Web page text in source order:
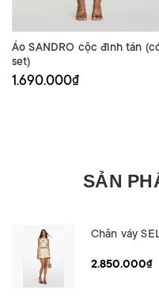
Áo SANDRO cộc đinh tán
set)
1.690.000₫
SẢN
Chân váy
2.850.000₫